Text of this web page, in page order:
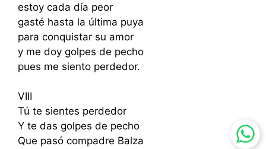
estoy cada día peor
gasté hasta la última puya
para conquistar su amor
y me doy golpes de pecho
pues me siento perdedor.
VIII
Tú te sientes perdedor
Y te das golpes de pecho
Que pasó compadre Balza